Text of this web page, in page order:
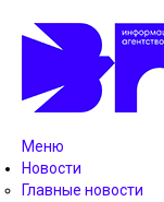
Меню
Новости
Главные новости